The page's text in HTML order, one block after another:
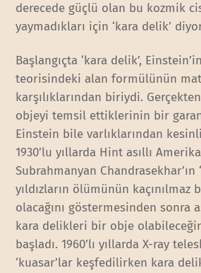
derecede güçlü olan bu kozmik
yaymadıkları için ‘kara delik’
Başlangıçta ‘kara delik’,
teorisindeki alan formülünün
karşılıklarından biriydi.
objeyi temsil ettiklerinin bir
Einstein bile varlıklarından
1930’lu yıllarda Hint asıllı
Subrahmanyan Chandrasekhar’ın
yıldızların ölümünün kaçınılmaz
olacağını göstermesinden sonra
kara delikleri bir obje
başladı. 1960’lı yıllarda X-ray
‘kuasar’lar keşfedilirken kara